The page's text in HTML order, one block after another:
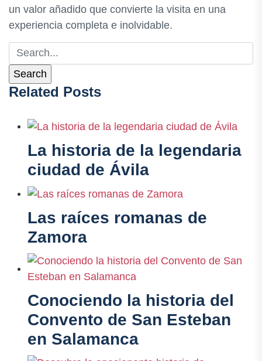
un valor añadido que convierte la visita en una
experiencia completa e inolvidable.
Related Posts
La historia de la legendaria
ciudad de Ávila
Las raíces romanas de
Zamora
Conociendo la historia del
Convento de San Esteban
en Salamanca